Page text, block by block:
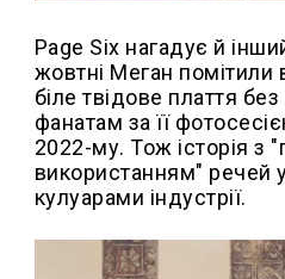
Page Six нагадує й
жовтні Меган
біле твідове плаття
фанатам за її
2022-му. Тож історія з
використанням" речей
кулуарами індустрії.